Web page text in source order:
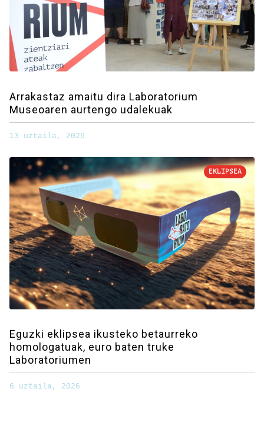
Arrakastaz amaitu dira Laboratorium
Museoaren aurtengo udalekuak
13 uztaila, 2026
EKLIPSEA
Eguzki eklipsea ikusteko betaurreko
homologatuak, euro baten truke
Laboratoriumen
6 uztaila, 2026